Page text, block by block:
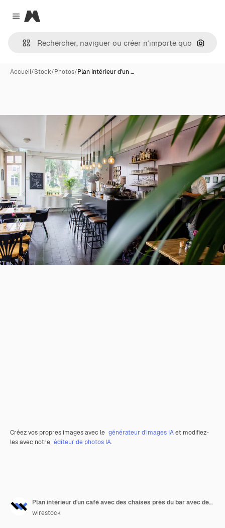
Close menu
Magnific
Accueil/Stock/Photos/Plan intérieur d'un …
Créez vos propres images avec le générateur d’images IAet modifiez-
les avec notre éditeur de photos IA.
Plan intérieur d'un café avec des chaises près du bar avec des tables en bois
wirestock